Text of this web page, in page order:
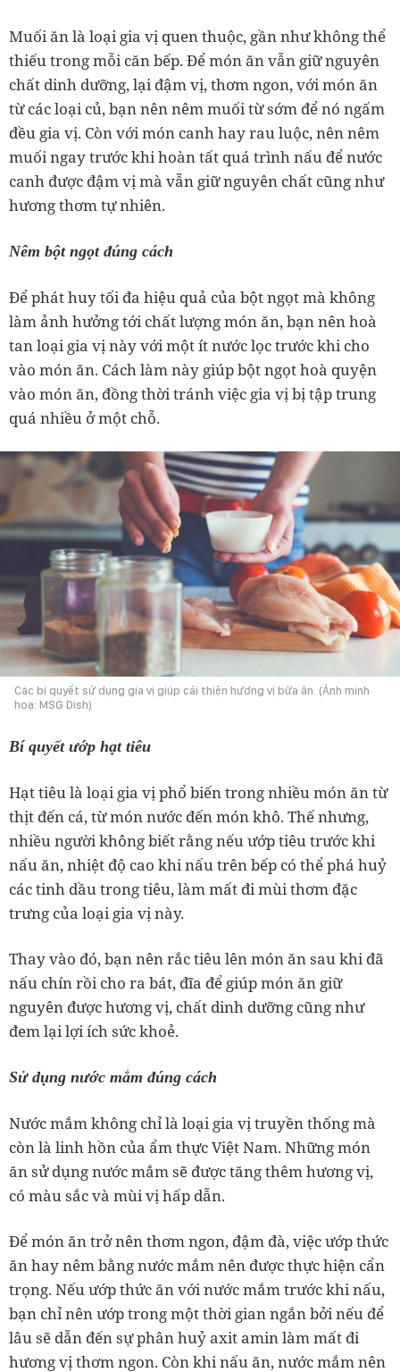
Muối ăn là loại gia vị quen thuộc, gần như không thể
thiếu trong mỗi căn bếp. Để món ăn vẫn giữ nguyên
chất dinh dưỡng, lại đậm vị, thơm ngon, với món ăn
từ các loại củ, bạn nên nêm muối từ sớm để nó ngấm
đều gia vị. Còn với món canh hay rau luộc, nên nêm
muối ngay trước khi hoàn tất quá trình nấu để nước
canh được đậm vị mà vẫn giữ nguyên chất cũng như
hương thơm tự nhiên.
Nêm bột ngọt đúng cách
Để phát huy tối đa hiệu quả của bột ngọt mà không
làm ảnh hưởng tới chất lượng món ăn, bạn nên hoà
tan loại gia vị này với một ít nước lọc trước khi cho
vào món ăn. Cách làm này giúp bột ngọt hoà quyện
vào món ăn, đồng thời tránh việc gia vị bị tập trung
quá nhiều ở một chỗ.
Các bí quyết sử dụng gia vị giúp cải thiện hương vị bữa ăn. (Ảnh minh
hoạ: MSG Dish)
Bí quyết ướp hạt tiêu
Hạt tiêu là loại gia vị phổ biến trong nhiều món ăn từ
thịt đến cá, từ món nước đến món khô. Thế nhưng,
nhiều người không biết rằng nếu ướp tiêu trước khi
nấu ăn, nhiệt độ cao khi nấu trên bếp có thể phá huỷ
các tinh dầu trong tiêu, làm mất đi mùi thơm đặc
trưng của loại gia vị này.
Thay vào đó, bạn nên rắc tiêu lên món ăn sau khi đã
nấu chín rồi cho ra bát, đĩa để giúp món ăn giữ
nguyên được hương vị, chất dinh dưỡng cũng như
đem lại lợi ích sức khoẻ.
Sử dụng nước mắm đúng cách
Nước mắm không chỉ là loại gia vị truyền thống mà
còn là linh hồn của ẩm thực Việt Nam. Những món
ăn sử dụng nước mắm sẽ được tăng thêm hương vị,
có màu sắc và mùi vị hấp dẫn.
Để món ăn trở nên thơm ngon, đậm đà, việc ướp thức
ăn hay nêm bằng nước mắm nên được thực hiện cẩn
trọng. Nếu ướp thức ăn với nước mắm trước khi nấu,
bạn chỉ nên ướp trong một thời gian ngắn bởi nếu để
lâu sẽ dẫn đến sự phân huỷ axit amin làm mất đi
hương vị thơm ngon. Còn khi nấu ăn, nước mắm nên